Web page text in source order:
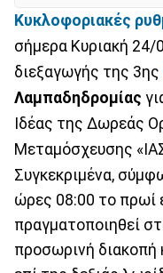
Κυκλοφοριακές
σήμερα Κυριακή
διεξαγωγής της 3ης
Λαμπαδηδρομίας
Ιδέας της Δωρεάς
Μεταμόσχευσης
Συγκεκριμένα,
ώρες 08:00 το πρωί
πραγματοποιηθεί
προσωρινή